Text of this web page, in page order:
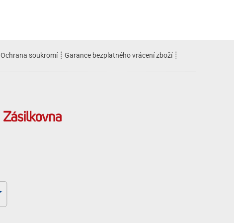
Ochrana soukromí┊ Garance bezplatného vrácení zboží┊